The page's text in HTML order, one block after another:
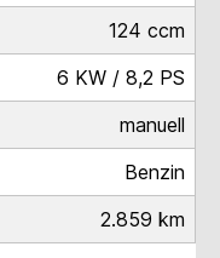
124 ccm
6 KW / 8,2 PS
manuell
Benzin
2.859 km